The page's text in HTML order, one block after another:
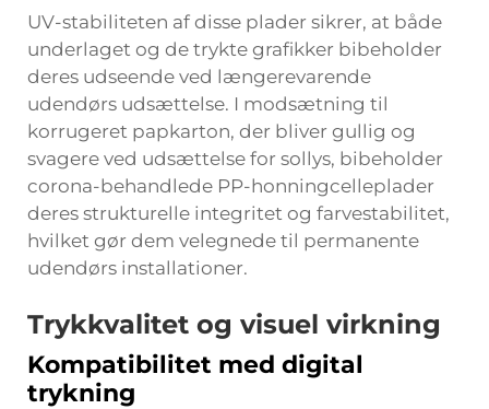
UV-stabiliteten af disse plader sikrer, at både
underlaget og de trykte grafikker bibeholder
deres udseende ved længerevarende
udendørs udsættelse. I modsætning til
korrugeret papkarton, der bliver gullig og
svagere ved udsættelse for sollys, bibeholder
corona-behandlede PP-honningcelleplader
deres strukturelle integritet og farvestabilitet,
hvilket gør dem velegnede til permanente
udendørs installationer.
Trykkvalitet og visuel virkning
Kompatibilitet med digital
trykning